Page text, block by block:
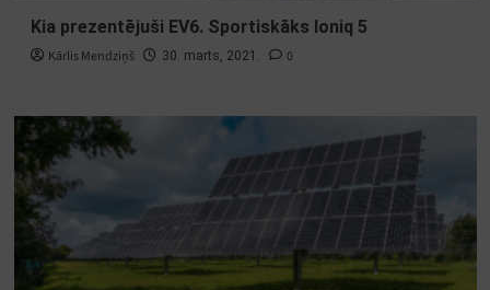
Kia prezentējuši EV6. Sportiskāks Ioniq 5
Kārlis Mendziņš 30. marts, 2021. 0